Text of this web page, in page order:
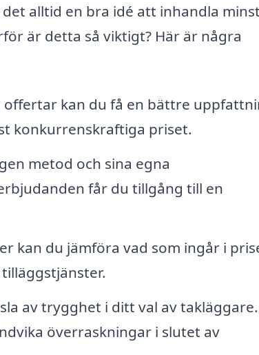
alltid en bra idé att inhandla minst
är detta så viktigt? Här är några
offertar kan du få en bättre
konkurrenskraftiga priset.
metod och sina egna
får du tillgång till en
kan du jämföra vad som ingår i
av trygghet i ditt val av
överraskningar i slutet av